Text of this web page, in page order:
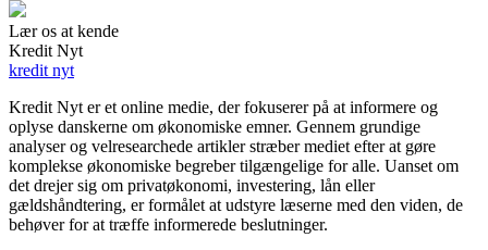
Lær os at kende
Kredit Nyt
kredit nyt
Kredit Nyt er et online medie, der fokuserer på at informere og
oplyse danskerne om økonomiske emner. Gennem grundige
analyser og velresearchede artikler stræber mediet efter at gøre
komplekse økonomiske begreber tilgængelige for alle. Uanset om
det drejer sig om privatøkonomi, investering, lån eller
gældshåndtering, er formålet at udstyre læserne med den viden, de
behøver for at træffe informerede beslutninger.